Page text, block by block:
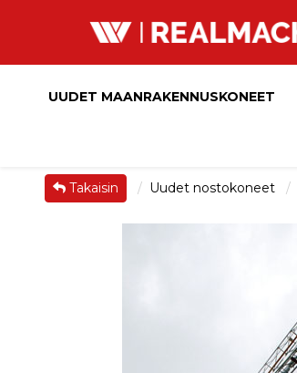
UUDET MAANRAKENNUSKONEET
Takaisin Uudet nostokoneet